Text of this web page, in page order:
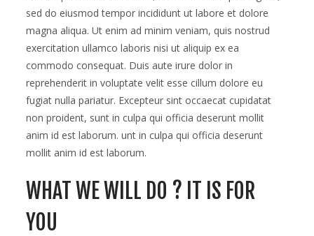
pizza
and
get
sed do eiusmod tempor incididunt ut labore et dolore
magna aliqua. Ut enim ad minim veniam, quis nostrud
exercitation ullamco laboris nisi ut aliquip ex ea
commodo consequat. Duis aute irure dolor in
reprehenderit in voluptate velit esse cillum dolore eu
fugiat nulla pariatur. Excepteur sint occaecat cupidatat
non proident, sunt in culpa qui officia deserunt mollit
anim id est laborum. unt in culpa qui officia deserunt
mollit anim id est laborum.
WHAT WE WILL DO ? IT IS FOR
YOU